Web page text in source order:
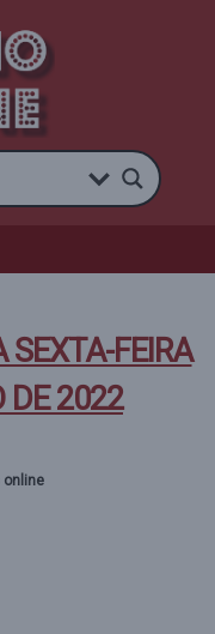
SEXTA-FEIRA
DE 2022
online